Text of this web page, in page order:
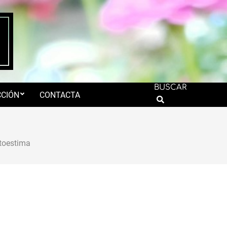
CONTACTA
BUSCAR
Search